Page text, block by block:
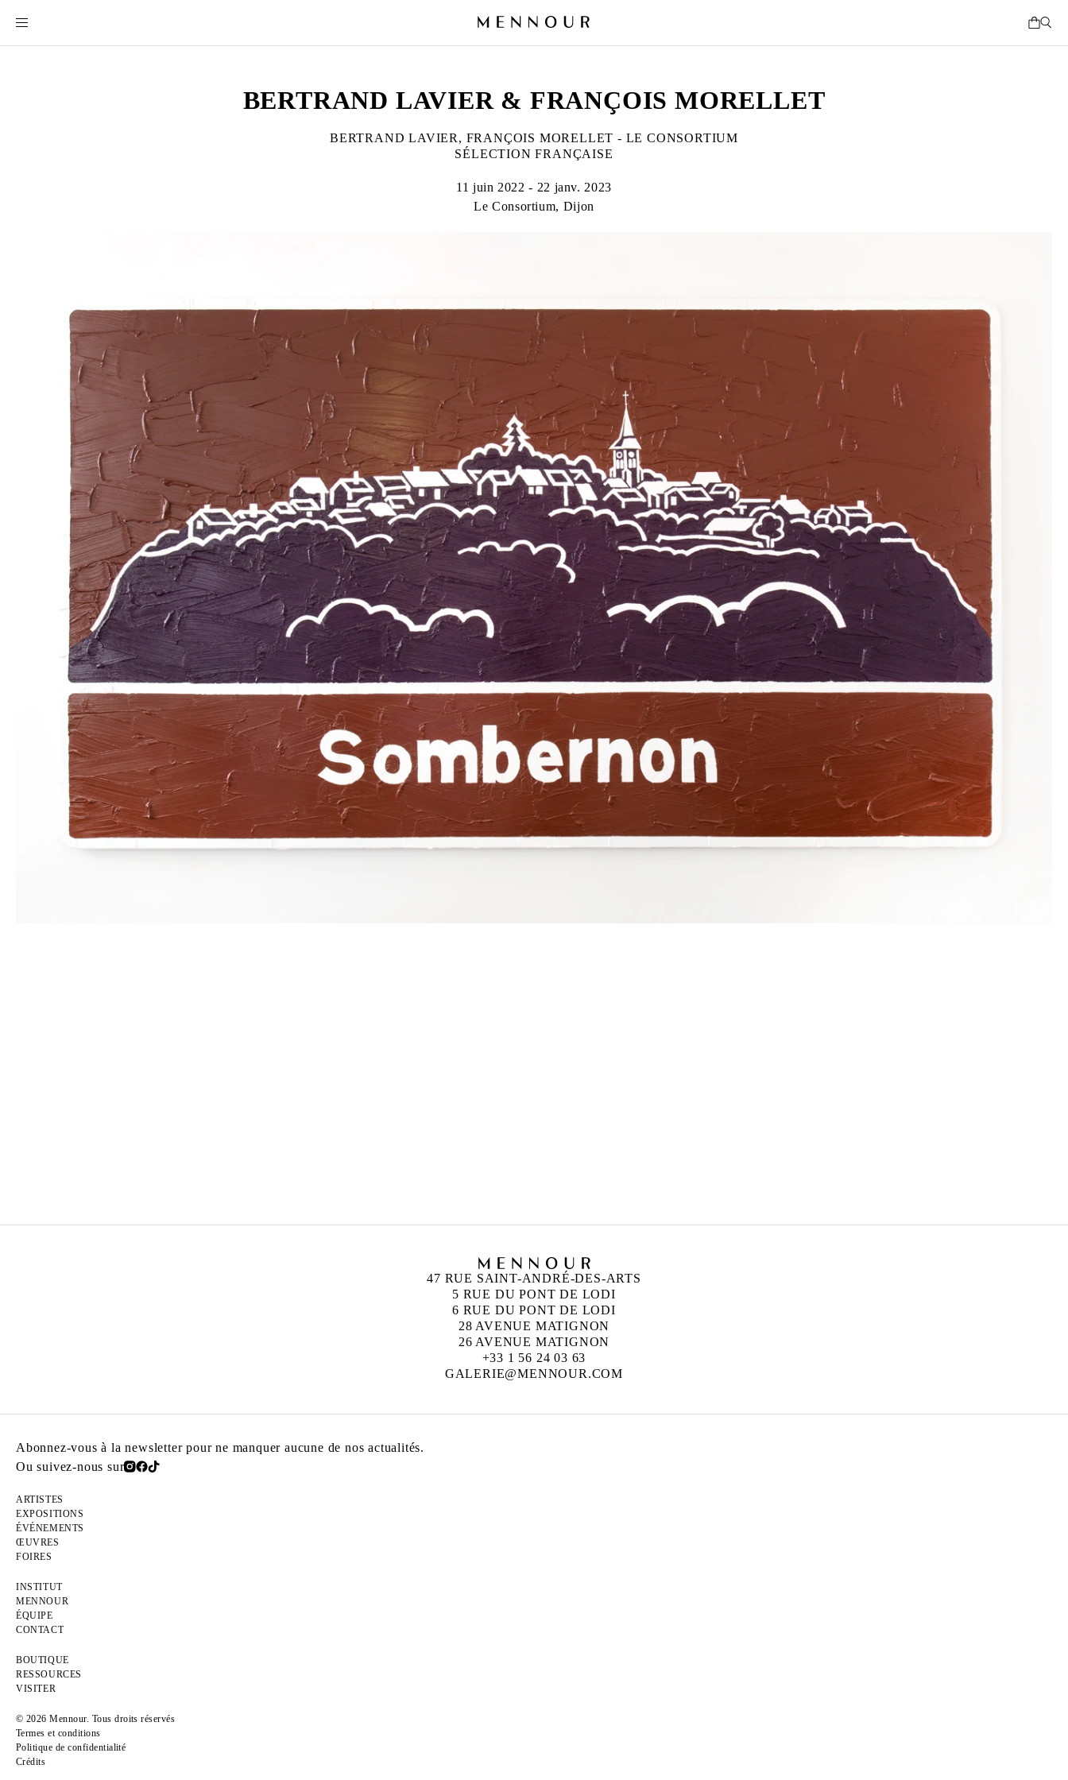
BERTRAND LAVIER & FRANÇOIS MORELLET
BERTRAND LAVIER, FRANÇOIS MORELLET - LE CONSORTIUM
SÉLECTION FRANÇAISE
11 juin 2022 - 22 janv. 2023
Le Consortium, Dijon
47 RUE SAINT-ANDRÉ-DES-ARTS
5 RUE DU PONT DE LODI
6 RUE DU PONT DE LODI
28 AVENUE MATIGNON
26 AVENUE MATIGNON
+33 1 56 24 03 63
GALERIE@MENNOUR.COM
Abonnez-vous à la newsletter pour ne manquer aucune de nos actualités.
Ou suivez-nous sur
ARTISTES
EXPOSITIONS
ÉVÉNEMENTS
ŒUVRES
FOIRES
INSTITUT
MENNOUR
ÉQUIPE
CONTACT
BOUTIQUE
RESSOURCES
VISITER
© 2026 Mennour. Tous droits réservés
Termes et conditions
Politique de confidentialité
Crédits